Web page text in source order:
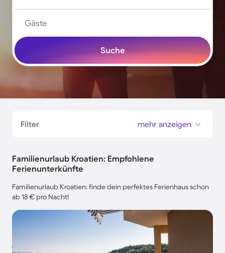
Gäste
Suche
Filter mehr anzeigen
Familienurlaub Kroatien: Empfohlene
Ferienunterkünfte
Familienurlaub Kroatien: finde dein perfektes Ferienhaus schon
ab 18 € pro Nacht!